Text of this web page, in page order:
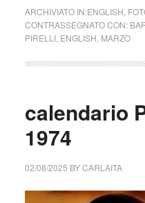
ARCHIVIATO IN:ENGLISH
CONTRASSEGNATO CON:
PIRELLI, ENGLISH MARZO
calendario
1974
02/08/2025 BYCARLAITA